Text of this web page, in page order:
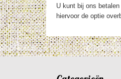
U kunt bij ons
hiervoor de optie